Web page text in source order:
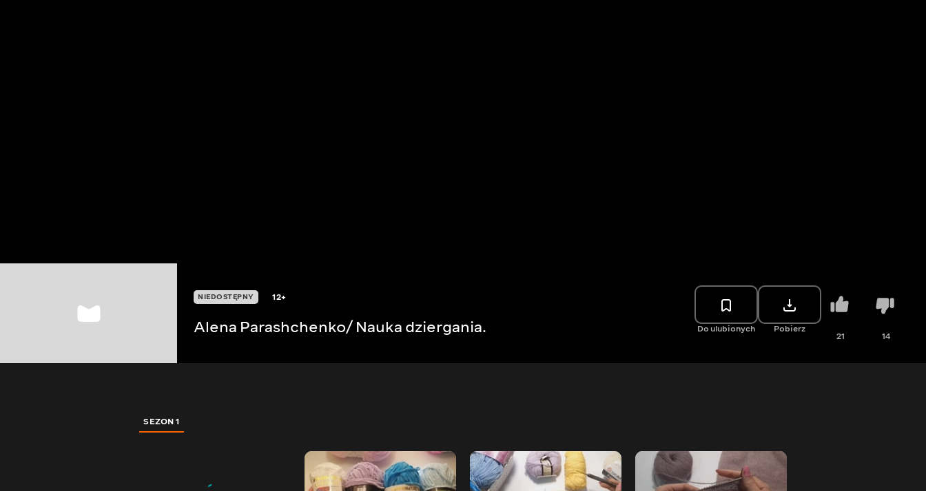
NIEDOSTĘPNY 12+
Alena Parashchenko/ Nauka dziergania. Do ulubionych Pobierz
21 14
SEZON 1